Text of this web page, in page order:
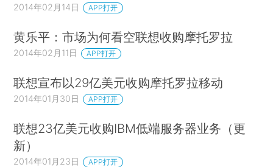
2014年02月14日 APP打开
黄乐平：市场为何看空联想收购摩托罗拉
2014年02月11日 APP打开
联想宣布以29亿美元收购摩托罗拉移动
2014年01月30日 APP打开
联想23亿美元收购IBM低端服务器业务（更
新）
2014年01月23日 APP打开